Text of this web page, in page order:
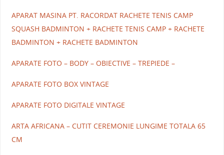
APARAT MASINA PT. RACORDAT RACHETE TENIS CAMP
SQUASH BADMINTON + RACHETE TENIS CAMP + RACHETE
BADMINTON + RACHETE BADMINTON
APARATE FOTO – BODY – OBIECTIVE – TREPIEDE –
APARATE FOTO BOX VINTAGE
APARATE FOTO DIGITALE VINTAGE
ARTA AFRICANA – CUTIT CEREMONIE LUNGIME TOTALA 65
CM